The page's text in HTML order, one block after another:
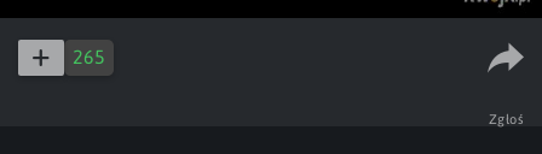
265
Zgłoś